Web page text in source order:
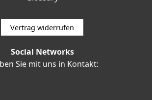
Vertrag widerrufen
Social Networks
Sie mit uns in Kontakt: